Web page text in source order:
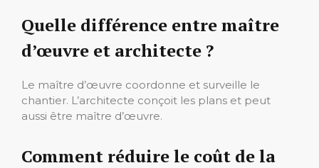
Quelle différence entre maître
d’œuvre et architecte ?
Le maître d’œuvre coordonne et surveille le
chantier. L’architecte conçoit les plans et peut
aussi être maître d’œuvre.
Comment réduire le coût de la